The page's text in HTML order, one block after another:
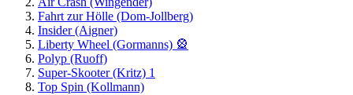
Fahrt zur Hölle (Dom-Jollberg)
Insider (Aigner)
Liberty Wheel (Gormanns) 🎡
Polyp (Ruoff)
Super-Skooter (Kritz) 1
Top Spin (Kollmann)